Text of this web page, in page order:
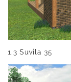
1.3 Suvila 35